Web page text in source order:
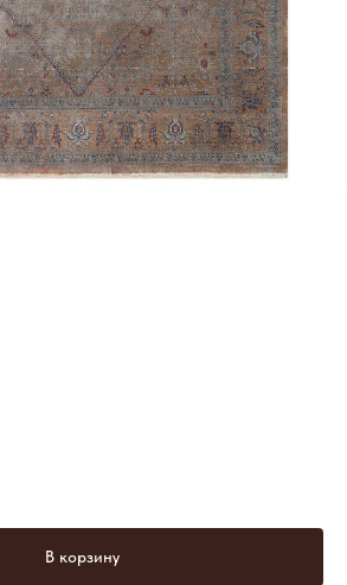
В корзину